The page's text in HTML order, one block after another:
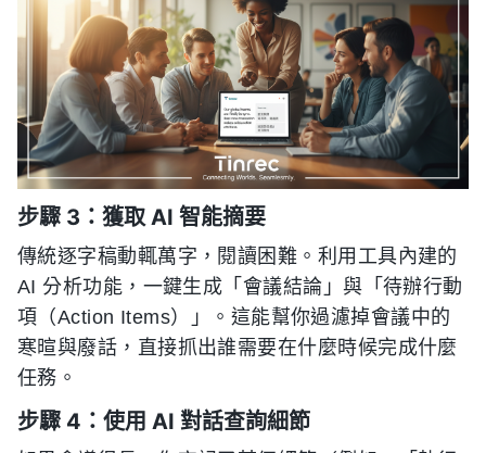
步驟 3：獲取 AI 智能摘要
傳統逐字稿動輒萬字，閱讀困難。利用工具內建的
AI 分析功能，一鍵生成「會議結論」與「待辦行動
項（Action Items）」。這能幫你過濾掉會議中的
寒暄與廢話，直接抓出誰需要在什麼時候完成什麼
任務。
步驟 4：使用 AI 對話查詢細節